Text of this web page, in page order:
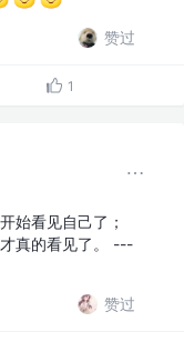
赞过
1
始看见自己了；
真的看见了。 ---
赞过